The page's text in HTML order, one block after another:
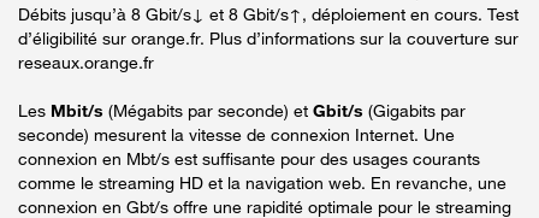
Débits jusqu’à 8 Gbit/s↓ et 8 Gbit/s↑, déploiement en cours. Test
d’éligibilité sur orange.fr. Plus d’informations sur la couverture sur
reseaux.orange.fr
Les Mbit/s (Mégabits par seconde) et Gbit/s (Gigabits par
seconde) mesurent la vitesse de connexion Internet. Une
connexion en Mbt/s est suffisante pour des usages courants
comme le streaming HD et la navigation web. En revanche, une
connexion en Gbt/s offre une rapidité optimale pour le streaming